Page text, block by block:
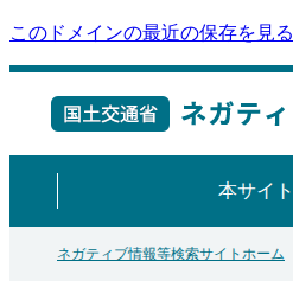
このドメインの最近の保存を見る